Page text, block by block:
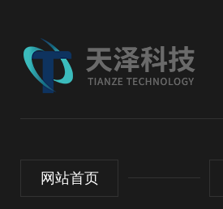
网站首页